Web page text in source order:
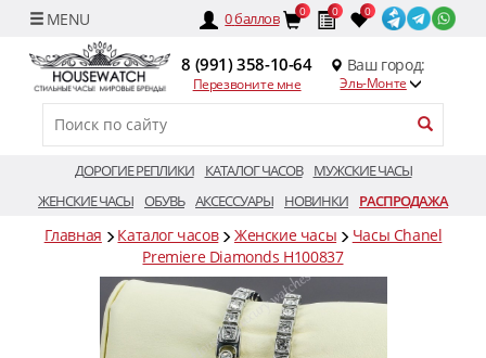
0баллов 0 0 0
8 (991) 358-10-64
Перезвоните мне
Ваш город:
Эль-Монте
ДОРОГИЕ РЕПЛИКИ КАТАЛОГ ЧАСОВ
МУЖСКИЕ ЧАСЫ
ЖЕНСКИЕ ЧАСЫ ОБУВЬ АКСЕССУАРЫ НОВИНКИ РАСПРОДАЖА
Главная Каталог часов Женские часы
Часы Chanel
Premiere Diamonds H100837